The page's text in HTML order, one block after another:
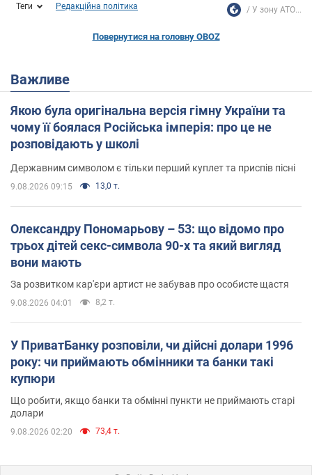
Теги Редакційна політика У зону АТО...
Повернутися на головну OBOZ
Важливе
Якою була оригінальна версія гімну України та
чому її боялася Російська імперія: про це не
розповідають у школі
Державним символом є тільки перший куплет та приспів пісні
9.08.2026 09:15 13,0 т.
Олександру Пономарьову – 53: що відомо про
трьох дітей секс-символа 90-х та який вигляд
вони мають
За розвитком кар'єри артист не забував про особисте щастя
9.08.2026 04:01 8,2 т.
У ПриватБанку розповіли, чи дійсні долари 1996
року: чи приймають обмінники та банки такі
купюри
Що робити, якщо банки та обмінні пункти не приймають старі
долари
9.08.2026 02:20 73,4 т.